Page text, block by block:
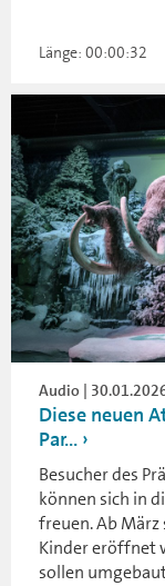
Länge: 00:00:32
Audio |
Diese neuen
Par...
Besucher des
können sich in
freuen. Ab
Kinder eröffnet
sollen